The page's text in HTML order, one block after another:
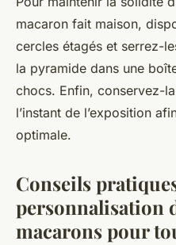
macaron fait maison,
cercles étagés et serrez-
la pyramide dans une
chocs. Enfin, conservez-
l’instant de l’exposition
optimale.
Conseils
personnalisation
macarons pour